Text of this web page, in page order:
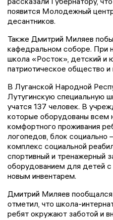
появится Молодежный
десантников.
Также Дмитрий Миляев
кафедральном соборе. При
школа «Росток», детский и
патриотическое общество
В Луганской Народной
Лутугинскую специальную
учатся 137 человек. В
которые оборудованы
комфортного проживания
логопедов, блок социально
комплекс социальной
спортивный и тренажерный
оборудованием для детей
новым инвентарем.
Дмитрий Миляев пообщался
отметил, что школа-
ребят окружают заботой и